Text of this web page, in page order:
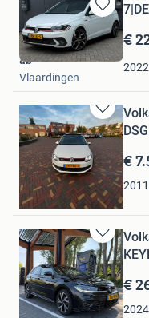
Bewaren
in
Mijn
Favorieten
€
2022
ab
Vlaardingen
Bewaren
in
Mijn
Favorieten
€
2011
adii
Eindhoven
Bewaren
in
Mijn
Favorieten
€
2024
José